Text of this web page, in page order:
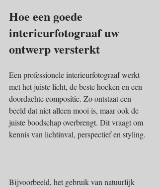
Hoe een goede
interieurfotograaf uw
ontwerp versterkt
Een professionele interieurfotograaf werkt
met het juiste licht, de beste hoeken en een
doordachte compositie. Zo ontstaat een
beeld dat niet alleen mooi is, maar ook de
juiste boodschap overbrengt. Dit vraagt om
kennis van lichtinval, perspectief en styling.
Bijvoorbeeld, het gebruik van natuurlijk